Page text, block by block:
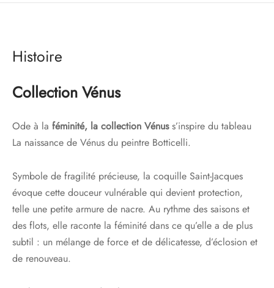
Histoire
Collection Vénus
Ode à la féminité, la collection Vénuss’inspire du tableau
La naissance de Vénus du peintre Botticelli.
Symbole de fragilité précieuse, la coquille Saint-Jacques
évoque cette douceur vulnérable qui devient protection,
telle une petite armure de nacre. Au rythme des saisons et
des flots, elle raconte la féminité dans ce qu’elle a de plus
subtil : un mélange de force et de délicatesse, d’éclosion et
de renouveau.